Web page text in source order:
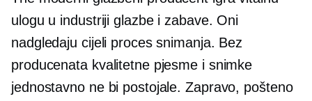
ulogu u industriji glazbe i zabave. Oni
nadgledaju cijeli proces snimanja. Bez
producenata kvalitetne pjesme i snimke
jednostavno ne bi postojale. Zapravo, pošteno